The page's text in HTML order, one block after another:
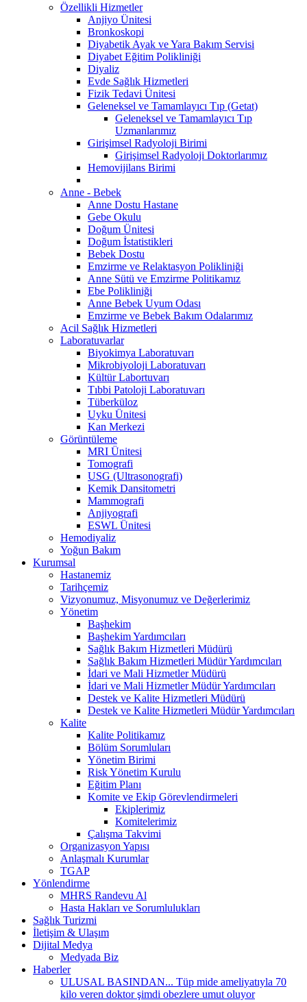
Özellikli Hizmetler
Anjiyo Ünitesi
Bronkoskopi
Diyabetik Ayak ve Yara Bakım Servisi
Diyabet Eğitim Polikliniği
Diyaliz
Evde Sağlık Hizmetleri
Fizik Tedavi Ünitesi
Geleneksel ve Tamamlayıcı Tıp (Getat)
Geleneksel ve Tamamlayıcı Tıp
Uzmanlarımız
Girişimsel Radyoloji Birimi
Girişimsel Radyoloji Doktorlarımız
Hemovijilans Birimi
Anne - Bebek
Anne Dostu Hastane
Gebe Okulu
Doğum Ünitesi
Doğum İstatistikleri
Bebek Dostu
Emzirme ve Relaktasyon Polikliniği
Anne Sütü ve Emzirme Politikamız
Ebe Polikliniği
Anne Bebek Uyum Odası
Emzirme ve Bebek Bakım Odalarımız
Acil Sağlık Hizmetleri
Laboratuvarlar
Biyokimya Laboratuvarı
Mikrobiyoloji Laboratuvarı
Kültür Labortuvarı
Tıbbi Patoloji Laboratuvarı
Tüberküloz
Uyku Ünitesi
Kan Merkezi
Görüntüleme
MRI Ünitesi
Tomografi
USG (Ultrasonografi)
Kemik Dansitometri
Mammografi
Anjiyografi
ESWL Ünitesi
Hemodiyaliz
Yoğun Bakım
Kurumsal
Hastanemiz
Tarihçemiz
Vizyonumuz, Misyonumuz ve Değerlerimiz
Yönetim
Başhekim
Başhekim Yardımcıları
Sağlık Bakım Hizmetleri Müdürü
Sağlık Bakım Hizmetleri Müdür Yardımcıları
İdari ve Mali Hizmetler Müdürü
İdari ve Mali Hizmetler Müdür Yardımcıları
Destek ve Kalite Hizmetleri Müdürü
Destek ve Kalite Hizmetleri Müdür Yardımcıları
Kalite
Kalite Politikamız
Bölüm Sorumluları
Yönetim Birimi
Risk Yönetim Kurulu
Eğitim Planı
Komite ve Ekip Görevlendirmeleri
Ekiplerimiz
Komitelerimiz
Çalışma Takvimi
Organizasyon Yapısı
Anlaşmalı Kurumlar
TGAP
Yönlendirme
MHRS Randevu Al
Hasta Hakları ve Sorumlulukları
Sağlık Turizmi
İletişim & Ulaşım
Dijital Medya
Medyada Biz
Haberler
ULUSAL BASINDAN... Tüp mide ameliyatıyla 70
kilo veren doktor şimdi obezlere umut oluyor